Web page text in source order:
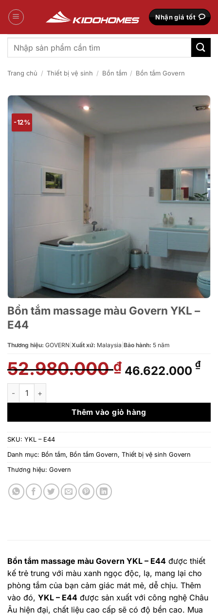
qua
Nhận giá tốt
Tìm
kiếm:
Trang chủ / Thiết bị vệ sinh / Bồn tắm / Bồn tắm Govern
-12%
Bồn tắm massage màu Govern YKL –
E44
Thương hiệu: GOVERN Xuất xứ: Malaysia Bảo hành: 5 năm
52.980.000₫ Giá
gốc
52.980.000 ₫.
46.622.000 ₫
là:
Bồn tắm massage màu Govern YKL – E44 số lượng
Thêm vào giỏ hàng
SKU: YKL – E44
Danh mục: Bồn tắm, Bồn tắm Govern, Thiết bị vệ sinh Govern
Thương hiệu: Govern
Bồn tắm massage màu Govern YKL – E44 được thiết
kế trẻ trung với màu xanh ngọc độc, lạ, mang lại cho
phòng tắm của bạn cảm giác mát mẻ, dễ chịu. Thêm
vào đó, YKL – E44 được sản xuất với công nghệ Châu
Âu hiện đại, chất liệu cao cấp sẽ có độ bền cao. Mua